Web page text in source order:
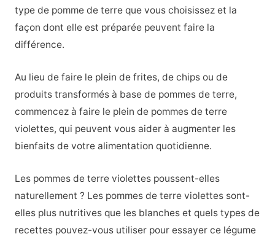
type de pomme de terre que vous choisissez et la
façon dont elle est préparée peuvent faire la
différence.
Au lieu de faire le plein de frites, de chips ou de
produits transformés à base de pommes de terre,
commencez à faire le plein de pommes de terre
violettes, qui peuvent vous aider à augmenter les
bienfaits de votre alimentation quotidienne.
Les pommes de terre violettes poussent-elles
naturellement ? Les pommes de terre violettes sont-
elles plus nutritives que les blanches et quels types de
recettes pouvez-vous utiliser pour essayer ce légume